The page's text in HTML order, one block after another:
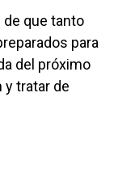
de que tanto
para
del próximo
y tratar de